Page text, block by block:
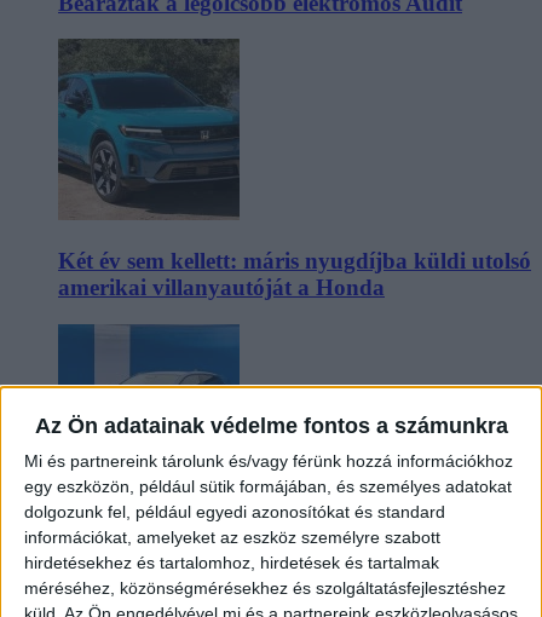
Az Ön adatainak védelme fontos a számunkra
Mi és partnereink tárolunk és/vagy férünk hozzá információkhoz
egy eszközön, például sütik formájában, és személyes adatokat
dolgozunk fel, például egyedi azonosítókat és standard
információkat, amelyeket az eszköz személyre szabott
hirdetésekhez és tartalomhoz, hirdetések és tartalmak
méréséhez, közönségmérésekhez és szolgáltatásfejlesztéshez
küld. Az Ön engedélyével mi és a partnereink eszközleolvasásos
Két év sem kellett: máris nyugdíjba küldi utolsó
amerikai villanyautóját a Honda
Kilencmillió alatt indul a legolcsóbb elektromos
Volkswagen